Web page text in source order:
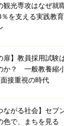
観光専攻はなぜ就
を支える実践教育
扉】教員採用試験
か？ 一般教養縮
接重視の時代
ながる社会】セブ
色で、まちを見る